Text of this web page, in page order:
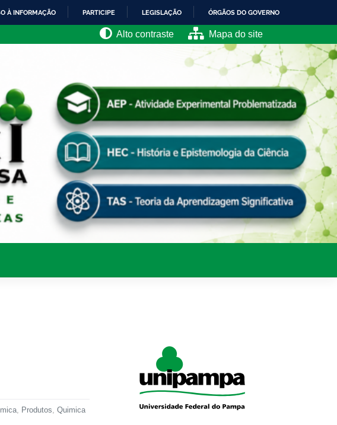
À INFORMAÇÃO PARTICIPE LEGISLAÇÃO ÓRGÃOS DO GOVERNO
Alto contraste Mapa do site
, Produtos, Quimica